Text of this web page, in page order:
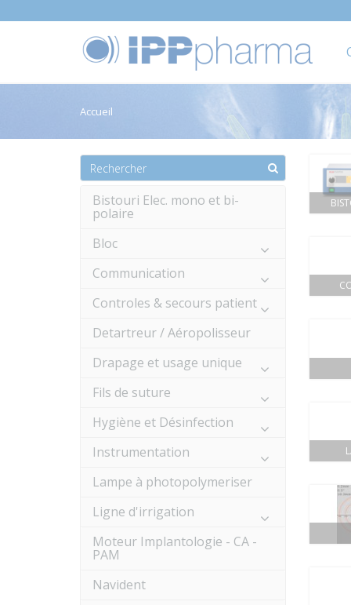
Accueil
Bistouri Elec. mono et bi-
polaire
Bloc
Communication
Controles & secours patient
Detartreur / Aéropolisseur
Drapage et usage unique
Fils de suture
Hygiène et Désinfection
Instrumentation
Lampe à photopolymeriser
Ligne d'irrigation
Moteur Implantologie - CA -
PAM
Navident